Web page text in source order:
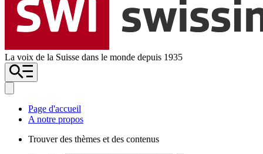
La voix de la Suisse dans le monde depuis 1935
Page d'accueil
A notre propos
Trouver des thèmes et des contenus